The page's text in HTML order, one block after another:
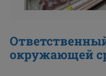
окружающей